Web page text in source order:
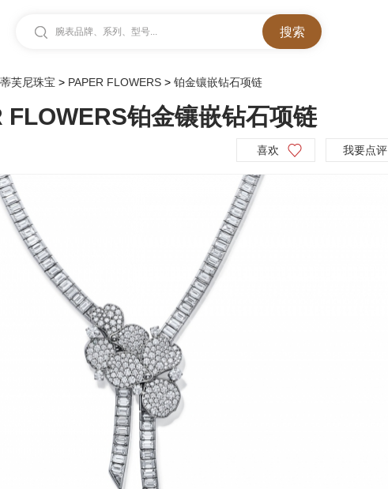
腕表品牌、系列、型号...
蒂芙尼珠宝 > PAPER FLOWERS > 铂金镶嵌钻石项链
FLOWERS铂金镶嵌钻石项链
喜欢 我要点评